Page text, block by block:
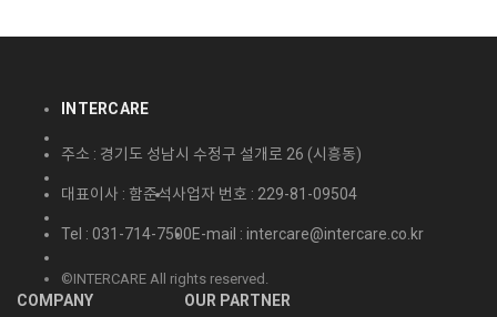
INTERCARE
주소 : 경기도 성남시 수정구 설개로 26 (시흥동)
대표이사 : 함준석사업자 번호 : 229-81-09504
Tel : 031-714-7500E-mail : intercare@intercare.co.kr
©INTERCARE All rights reserved.
COMPANY
OUR PARTNER